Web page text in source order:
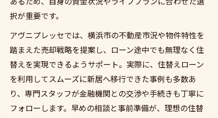
える準備法
択が重要です。
アヴニプレッセでは、横浜市の不動産市況や物件特性を
踏まえた売却戦略を提案し、ローン途中でも無理なく住
替えを実現できるようサポート。実際に、住替えローン
を利用してスムーズに新居へ移行できた事例も多数あ
り、専門スタッフが金融機関との交渉や手続きも丁寧に
フォローします。早めの相談と事前準備が、理想の住替